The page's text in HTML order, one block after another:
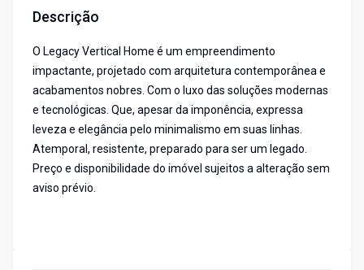
Descrição
O Legacy Vertical Home é um empreendimento
impactante, projetado com arquitetura contemporânea e
acabamentos nobres. Com o luxo das soluções modernas
e tecnológicas. Que, apesar da imponência, expressa
leveza e elegância pelo minimalismo em suas linhas.
Atemporal, resistente, preparado para ser um legado.
Preço e disponibilidade do imóvel sujeitos a alteração sem
aviso prévio.